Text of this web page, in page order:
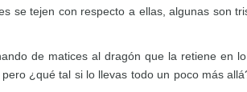
se tejen con respecto a ellas, algunas son
de matices al dragón que la retiene en
¿qué tal si lo llevas todo un poco más